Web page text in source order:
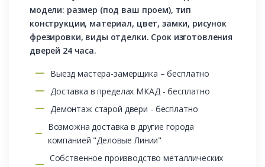
модели: размер (под ваш проем), тип
конструкции, материал, цвет, замки, рисунок
фрезировки, виды отделки. Срок изготовления
дверей 24 часа.
Выезд мастера-замерщика – бесплатно
Доставка в пределах МКАД - бесплатно
Демонтаж старой двери - бесплатно
Возможна доставка в другие города
компанией "Деловые Линии"
Собственное производство металлических